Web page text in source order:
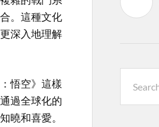
。這種文化
深入地理解
悟空》這樣
過全球化的
曉和喜愛。